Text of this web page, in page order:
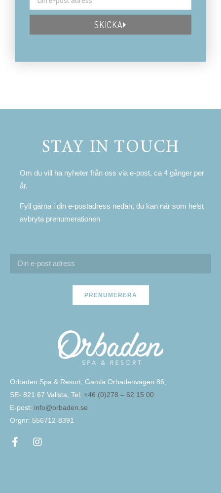
SKICKA
STAY IN TOUCH
Om du vill ha nyheter från oss via e-post, ca 4 gånger per
år.
Fyll gärna i din e-postadress nedan, du kan när som helst
avbryta prenumerationen
PRENUMERERA
Orbaden Spa & Resort, Gamla Orbadenvägen 86,
SE- 821 67 Vallsta, Tel: +46 (0)278 – 62 15 00
E-post: info@orbaden.se
Orgnr: 556712-8391